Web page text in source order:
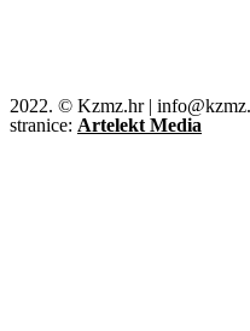
2022. © Kzmz.hr |
stranice: Artelekt Media